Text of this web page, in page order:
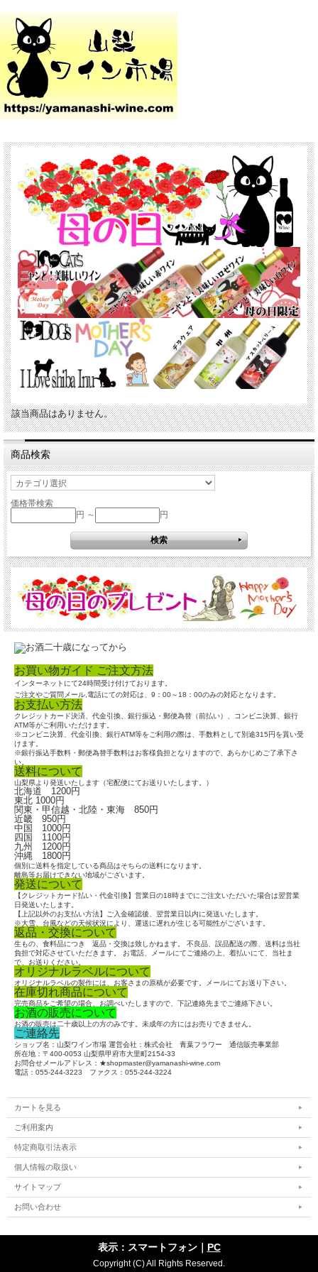
該当商品はありません。
商品検索
価格帯検索
円 ～
円
お買い物ガイド ご注文方法
インターネットにて24時間受け付けております。
ご注文やご質問メール,電話にての対応は、9：00～18：00のみの対応となります。
お支払い方法
クレジットカード決済、代金引換、銀行振込・郵便為替（前払い）、コンビニ決算、銀行
ATM等がご利用いただけます。
※コンビニ決算、代金引換、銀行ATM等をご利用の際は、手数料として別途315円を貰い受
けます。
※銀行振込手数料・郵便為替手数料はお客様負担となりますので、あらかじめご了承下さ
い。
送料について
山梨県より発送いたします（宅配便にてお送りいたします。）
北海道 1200円
東北 1000円
関東・甲信越・北陸・東海 850円
近畿 950円
中国 1000円
四国 1100円
九州 1200円
沖縄 1800円
個別に送料を指定している商品はそちらの送料になります。
離島等お届けできない地域がございます。
発送について
【クレジットカード払い・代金引換】営業日の18時までにご注文いただいた場合は翌営業
日発送いたします。
【上記以外のお支払い方法】ご入金確認後、翌営業日以内に発送いたします。
※大雪、台風などの天候状況により、運送に遅れが生じる可能性がございます。
返品・交換について
生もの、食料品につき 返品・交換は致しかねます。 不良品、誤品配送の際、送料は当社
負担で対応させていただきます。 お電話、メールにてご連絡の上、着払いにて、当社ま
で、お送りください。
オリジナルラベルについて
オリジナルラベルの製作には、お客さまの原稿が必要です。メールにてお送り下さい。
在庫切れ商品について
完売商品をご希望の場合、お調べいたしますので、下記連絡先までご連絡下さい。
お酒の販売について
お酒の販売は二十歳以上の方のみです。未成年の方にはお売りできません。
ご連絡先
ショップ名：山梨ワイン市場 運営会社：株式会社 青葉フラワー 通信販売事業部
所在地：〒400-0053 山梨県甲府市大里町2154-33
お問合せメールアドレス：★shopmaster@yamanashi-wine.com
電話：055-244-3223 ファクス：055-244-3224
カートを見る
ご利用案内
特定商取引法表示
個人情報の取扱い
サイトマップ
お問い合わせ
表示：スマートフォン｜ PC
Copyright (C) All Rights Reserved.